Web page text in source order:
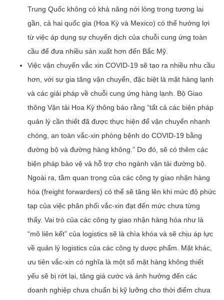
Trung Quốc không có khả năng nới lỏng trong tương lai
gần, cả hai quốc gia (Hoa Kỳ và Mexico) có thể hưởng lợi
từ việc áp dụng sự chuyển dịch của chuỗi cung ứng toàn
cầu để đưa nhiều sản xuất hơn đến Bắc Mỹ.
Việc vận chuyển vắc xin COVID-19 sẽ tạo ra nhiều nhu cầu
hơn, với sự gia tăng vận chuyển, đặc biệt là mặt hàng lạnh
và các giải pháp về chuỗi cung ứng hàng lạnh. Bộ Giao
thông Vận tải Hoa Kỳ thông báo rằng “tất cả các biện pháp
quản lý cần thiết đã được thực hiện để vận chuyển nhanh
chóng, an toàn vắc-xin phòng bệnh do COVID-19 bằng
đường bộ và đường hàng không.” Do đó, sẽ có thêm các
biện pháp bảo vệ và hỗ trợ cho ngành vận tải đường bộ.
Ngoài ra, tầm quan trọng của các công ty giao nhận hàng
hóa (freight forwarders) có thể sẽ tăng lên khi mức độ phức
tạp của việc phân phối vắc-xin đạt đến mức chưa từng
thấy. Vai trò của các công ty giao nhận hàng hóa như là
“mô liên kết” của logistics sẽ là chìa khóa và sẽ chịu áp lực
về quản lý logistics của các công ty dược phẩm. Mặt khác,
ưu tiên vắc-xin có nghĩa là một số mặt hàng không thiết
yếu sẽ bị rớt lại, tăng giá cước và ảnh hưởng đến các
doanh nghiệp chưa chuẩn bị kỹ lưỡng cho thời điểm chưa